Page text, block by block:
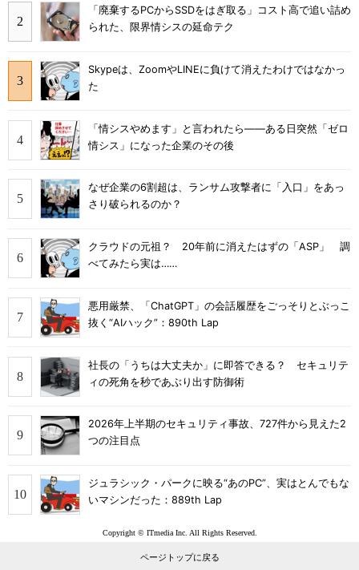
「廃棄するPCからSSDをはぎ取る」コスト高で追い詰め
られた、限界情シスの延命テク
Skypeは、ZoomやLINEに負けて消えたわけではなかっ
た
「情シスやめます」と言われたら――ある日突然「ゼロ
情シス」になった企業のその後
なぜ企業の6割超は、ランサム攻撃者に「入口」をあっ
さり破られるのか？
クラウドの元祖？ 20年前に消えたはずの「ASP」 調
べてみたら実は……
悪用厳禁、「ChatGPT」の会話履歴をごっそりとぶっこ
抜く“AIハック”：890th Lap
社長の「うちは大丈夫か」に即答できる？ セキュリテ
ィの死角を秒であぶり出す防御術
2026年上半期のセキュリティ事故、727件から見えた2
つの注目点
ジュラシック・パークに映る“あのPC”、実はとんでもな
いマシンだった：889th Lap
Copyright © ITmedia Inc. All Rights Reserved.
ページトップに戻る